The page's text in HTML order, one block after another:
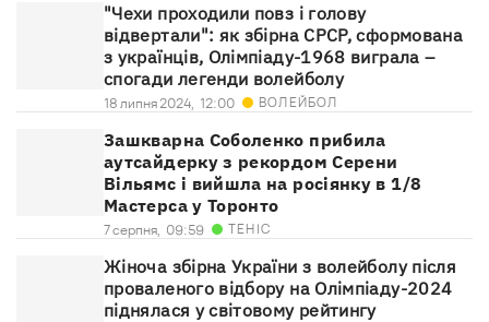
"Чехи проходили повз і голову
відвертали": як збірна СРСР, сформована
з українців, Олімпіаду-1968 виграла –
спогади легенди волейболу
18 липня 2024, 12:00 ВОЛЕЙБОЛ
Зашкварна Соболенко прибила
аутсайдерку з рекордом Серени
Вільямс і вийшла на росіянку в 1/8
Мастерса у Торонто
7 серпня, 09:59 ТЕНІС
Жіноча збірна України з волейболу після
проваленого відбору на Олімпіаду-2024
піднялася у світовому рейтингу